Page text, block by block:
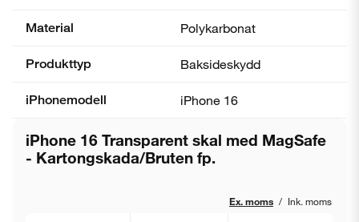
Material Polykarbonat
Produkttyp Baksideskydd
iPhonemodell iPhone 16
iPhone 16 Transparent skal med MagSafe
- Kartongskada/Bruten fp.
Ex. moms / Ink. moms